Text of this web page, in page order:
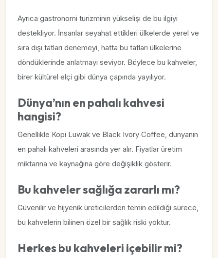
Ayrıca gastronomi turizminin yükselişi de bu ilgiyi
destekliyor. İnsanlar seyahat ettikleri ülkelerde yerel ve
sıra dışı tatları denemeyi, hatta bu tatları ülkelerine
döndüklerinde anlatmayı seviyor. Böylece bu kahveler,
birer kültürel elçi gibi dünya çapında yayılıyor.
Dünya’nın en pahalı kahvesi
hangisi?
Genellikle Kopi Luwak ve Black Ivory Coffee, dünyanın
en pahalı kahveleri arasında yer alır. Fiyatlar üretim
miktarına ve kaynağına göre değişiklik gösterir.
Bu kahveler sağlığa zararlı mı?
Güvenilir ve hijyenik üreticilerden temin edildiği sürece,
bu kahvelerin bilinen özel bir sağlık riski yoktur.
Herkes bu kahveleri içebilir mi?